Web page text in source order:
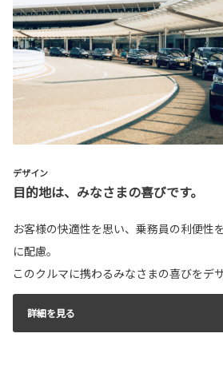
デザイン
目的地は、みなさまの喜びです。
お客様の快適性を思い、乗務員の利便性
に配慮。
このクルマに携わるみなさまの喜びをデ
詳細を見る